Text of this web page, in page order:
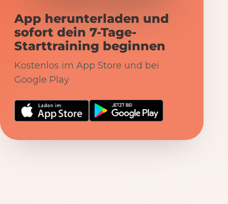
App herunterladen und
sofort dein 7-Tage-
Starttraining beginnen
Kostenlos im App Store und bei
Google Play